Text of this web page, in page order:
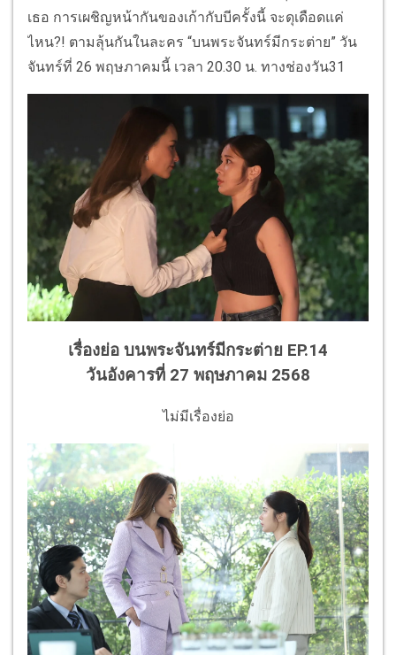
เธอ การเผชิญหน้ากันของเก้ากับบีครั้งนี้ จะดุเดือดแค่
ไหน?! ตามลุ้นกันในละคร “บนพระจันทร์มีกระต่าย” วัน
จันทร์ที่ 26 พฤษภาคมนี้ เวลา 20.30 น. ทางช่องวัน31
เรื่องย่อ บนพระจันทร์มีกระต่าย EP.14
วันอังคารที่ 27 พฤษภาคม 2568
ไม่มีเรื่องย่อ